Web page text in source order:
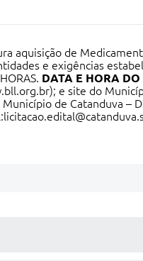
aquisição de
e exigências
DATA E HORA DO
); e site do
de Catanduva –